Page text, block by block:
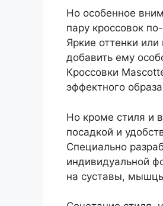
Но особенное
пару кроссовок
Яркие оттенки
добавить ему
Кроссовки
эффектного
Но кроме стиля и
посадкой и
Специально
индивидуальной
на суставы,